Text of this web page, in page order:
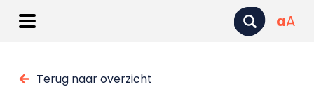
aA
Terug naar overzicht